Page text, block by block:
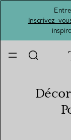
Inscrivez-